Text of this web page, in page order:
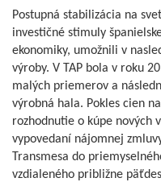
Postupná stabilizácia na
investičné stimuly
ekonomiky, umožnili v
výroby. V TAP bola v roku
malých priemerov a
výrobná hala. Pokles cien
rozhodnutie o kúpe nových
vypovedaní nájomnej
Transmesa do
vzdialeného približne